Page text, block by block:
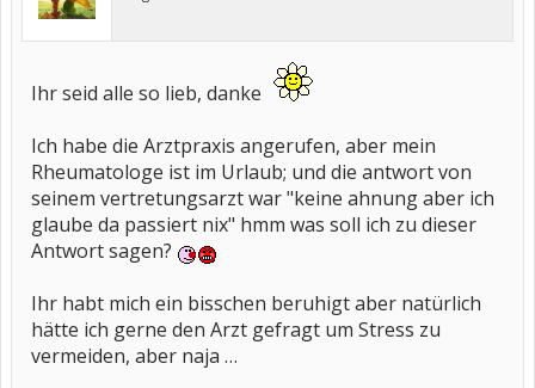
Ihr seid alle so lieb, danke
Ich habe die Arztpraxis angerufen, aber mein
Rheumatologe ist im Urlaub; und die antwort von
seinem vertretungsarzt war "keine ahnung aber ich
glaube da passiert nix" hmm was soll ich zu dieser
Antwort sagen?
Ihr habt mich ein bisschen beruhigt aber natürlich
hätte ich gerne den Arzt gefragt um Stress zu
vermeiden, aber naja …